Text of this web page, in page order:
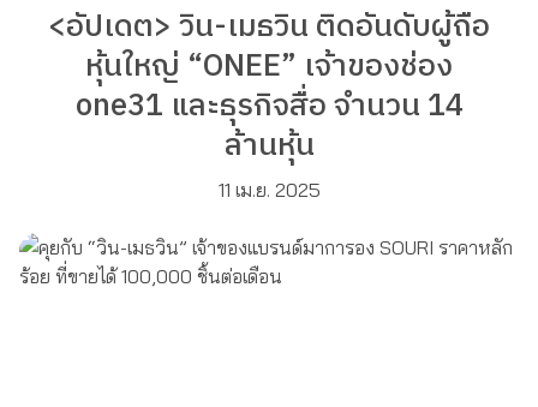
<อัปเดต> วิน-เมธวิน ติดอันดับผู้ถือ
หุ้นใหญ่ “ONEE” เจ้าของช่อง
one31 และธุรกิจสื่อ จำนวน 14
ล้านหุ้น
11 เม.ย. 2025